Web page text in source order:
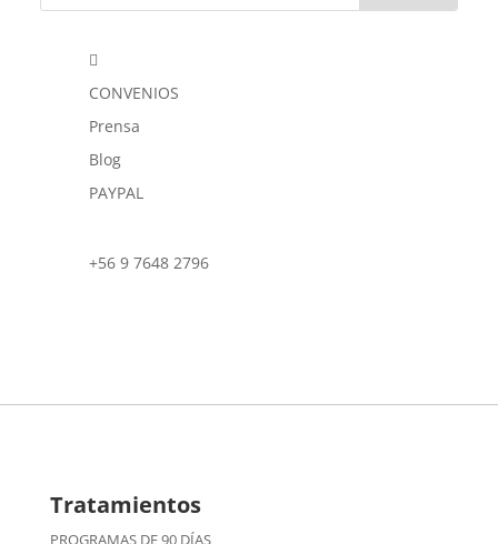

CONVENIOS
Prensa
Blog
PAYPAL
+56 9 7648 2796
Tratamientos
PROGRAMAS DE 90 DÍAS